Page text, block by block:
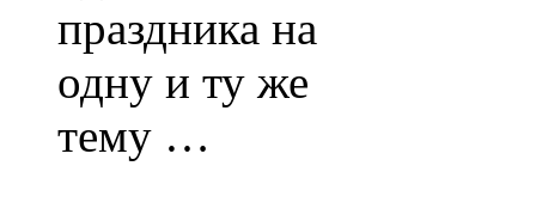
праздника на
одну и ту же
тему …